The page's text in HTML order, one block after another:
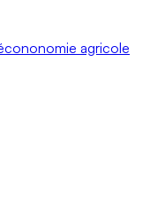
agricole